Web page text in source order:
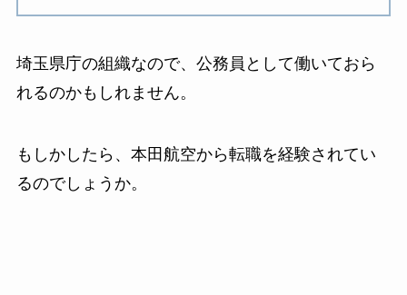
埼玉県庁の組織なので、公務員として働いておら
れるのかもしれません。
もしかしたら、本田航空から転職を経験されてい
るのでしょうか。